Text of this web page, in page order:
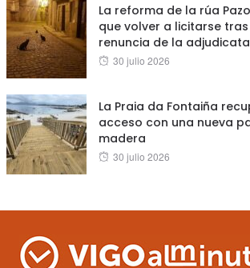
La reforma de la rúa
que volver a licitarse
renuncia de la
Posted
30 julio 2026
La Praia da Fontaiña
acceso con una nueva
madera
Posted
30 julio 2026